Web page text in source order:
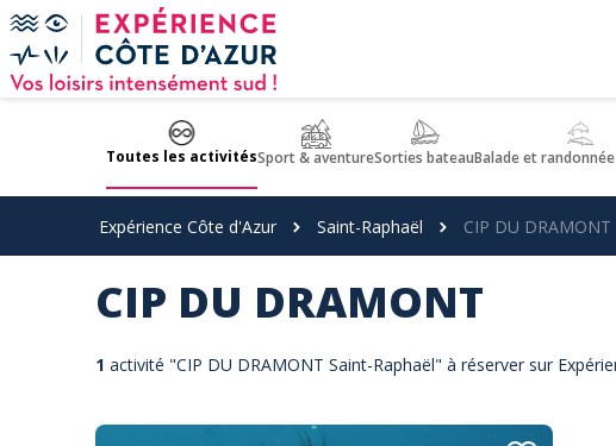
Panneau de gestion des cookies
Toutes les activitésSport & aventureSorties bateauBalade et
Expérience Côte d'Azur Saint-Raphaël CIP DU DRAMONT
CIP DU DRAMONT
1 activité "CIP DU DRAMONT Saint-Raphaël" à réserver sur